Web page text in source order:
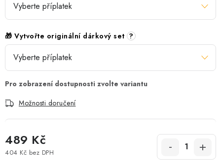
🎁 Vytvořte originální dárkový set ?
Možnosti doručení
489 Kč
404 Kč bez DPH